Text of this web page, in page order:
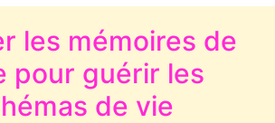
les mémoires de
pour guérir les
de vie